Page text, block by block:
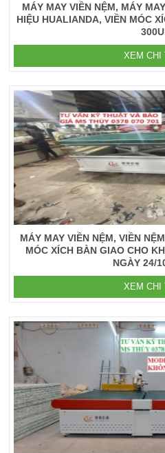
MÁY MAY VIỀN NỆM, MÁY
HIỆU HUALIANDA, VIỀN MÓC
XEM CHI
MÁY MAY VIỀN NỆM, VIỀN
MÓC XÍCH BÀN GIAO CHO
NGÀY 24/
XEM CHI